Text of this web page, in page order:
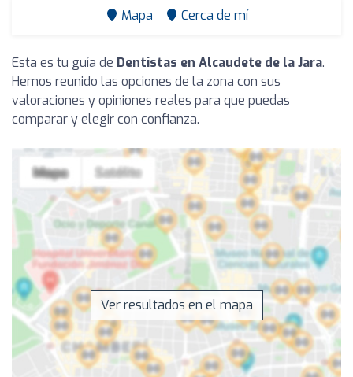
Mapa Cerca de mí
Esta es tu guía de Dentistas en Alcaudete de la Jara.
Hemos reunido las opciones de la zona con sus
valoraciones y opiniones reales para que puedas
comparar y elegir con confianza.
Ver resultados en el mapa